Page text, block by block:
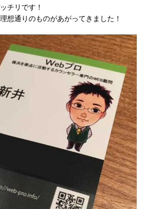
チリです！
想通りのものがあがってきました！